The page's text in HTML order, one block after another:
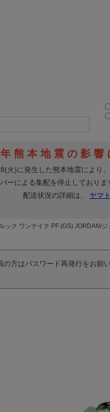
ク ワンテイク PF (GS) JORDAN/
方はパスワード再発行をお願